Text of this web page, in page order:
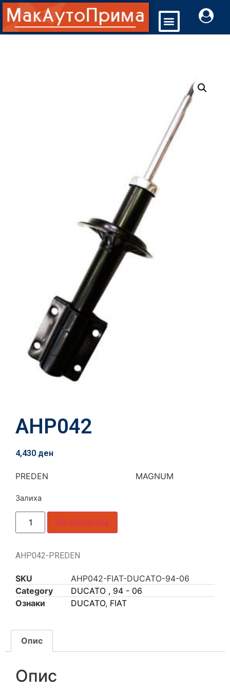
AHP042
4,430 ден
PREDEN MAGNUM
Залиха
Во кошничка
AHP042-PREDEN
SKU
AHP042-FIAT-DUCATO-94-06
Category
DUCATO , 94 - 06
Ознаки
DUCATO, FIAT
Опис
Опис